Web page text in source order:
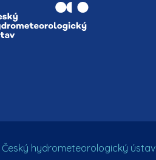
Český hydrometeorologický ústav